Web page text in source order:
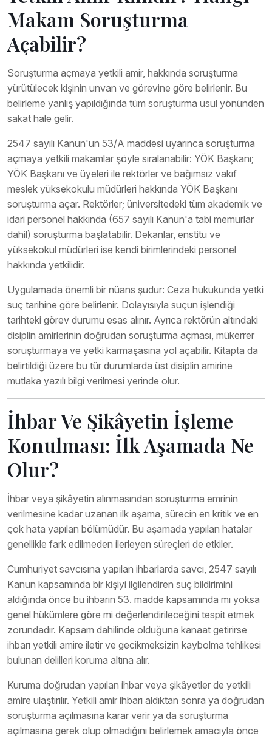
Makam Soruşturma
Açabilir?
Soruşturma açmaya yetkili amir, hakkında soruşturma
yürütülecek kişinin unvan ve görevine göre belirlenir. Bu
belirleme yanlış yapıldığında tüm soruşturma usul yönünden
sakat hale gelir.
2547 sayılı Kanun'un 53/A maddesi uyarınca soruşturma
açmaya yetkili makamlar şöyle sıralanabilir: YÖK Başkanı;
YÖK Başkanı ve üyeleri ile rektörler ve bağımsız vakıf
meslek yüksekokulu müdürleri hakkında YÖK Başkanı
soruşturma açar. Rektörler; üniversitedeki tüm akademik ve
idari personel hakkında (657 sayılı Kanun'a tabi memurlar
dahil) soruşturma başlatabilir. Dekanlar, enstitü ve
yüksekokul müdürleri ise kendi birimlerindeki personel
hakkında yetkilidir.
Uygulamada önemli bir nüans şudur: Ceza hukukunda yetki
suç tarihine göre belirlenir. Dolayısıyla suçun işlendiği
tarihteki görev durumu esas alınır. Ayrıca rektörün altındaki
disiplin amirlerinin doğrudan soruşturma açması, mükerrer
soruşturmaya ve yetki karmaşasına yol açabilir. Kitapta da
belirtildiği üzere bu tür durumlarda üst disiplin amirine
mutlaka yazılı bilgi verilmesi yerinde olur.
İhbar Ve Şikâyetin İşleme
Konulması: İlk Aşamada Ne
Olur?
İhbar veya şikâyetin alınmasından soruşturma emrinin
verilmesine kadar uzanan ilk aşama, sürecin en kritik ve en
çok hata yapılan bölümüdür. Bu aşamada yapılan hatalar
genellikle fark edilmeden ilerleyen süreçleri de etkiler.
Cumhuriyet savcısına yapılan ihbarlarda savcı, 2547 sayılı
Kanun kapsamında bir kişiyi ilgilendiren suç bildirimini
aldığında önce bu ihbarın 53. madde kapsamında mı yoksa
genel hükümlere göre mi değerlendirileceğini tespit etmek
zorundadır. Kapsam dahilinde olduğuna kanaat getirirse
ihbarı yetkili amire iletir ve gecikmeksizin kaybolma tehlikesi
bulunan delilleri koruma altına alır.
Kuruma doğrudan yapılan ihbar veya şikâyetler de yetkili
amire ulaştırılır. Yetkili amir ihbarı aldıktan sonra ya doğrudan
soruşturma açılmasına karar verir ya da soruşturma
açılmasına gerek olup olmadığını belirlemek amacıyla önce